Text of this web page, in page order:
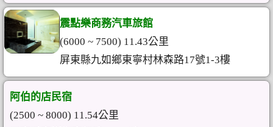
震點樂商務汽車旅館
(6000 ~ 7500) 11.43公里
屏東縣九如鄉東寧村林森路17號1-3樓
阿伯的店民宿
(2500 ~ 8000) 11.54公里